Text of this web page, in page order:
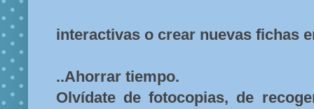
interactivas o crear nuevas fichas
..Ahorrar tiempo.
Olvídate de fotocopias, de